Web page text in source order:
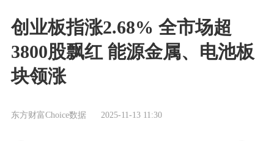
创业板指涨2.68% 全市场超
3800股飘红 能源金属、电池板
块领涨
东方财富Choice数据 2025-11-13 11:30